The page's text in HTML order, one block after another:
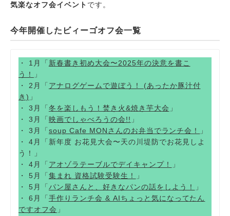
気楽なオフ会イベント です。
今年開催したビィーゴオフ会一覧
・ 1月「 新春書き初め大会〜2025年の決意を書こ
う！
」
・ 2月「 アナログゲームで遊ぼう！ (あったか豚汁付
き) 」
・ 3月「 冬を楽しもう！焚き火&焼き芋大会 」
・ 3月「 映画でしゃべろうの会!! 」
・ 3月「 soup Cafe MONさんのお弁当でランチ会！
」
・ 4月「新年度 お花見大会〜天の川堤防でお花見しよ
う！」
・ 4月「 アオゾラテーブルでデイキャンプ！
」
・ 5月「 集まれ 資格試験受験生！
」
・ 5月「 パン屋さんと、好きなパンの話をしよう！
」
・ 6月「 手作りランチ会 & AIちょっと気になってたん
ですオフ会 」